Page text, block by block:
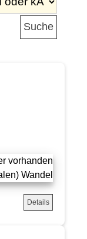
Details